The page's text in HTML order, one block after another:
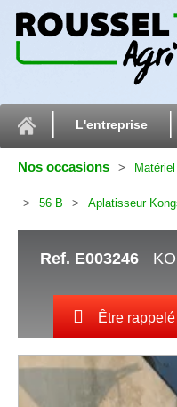
L'entreprise
Nos occasions
56 B Aplatisseur
Ref. E003246
Être rappelé